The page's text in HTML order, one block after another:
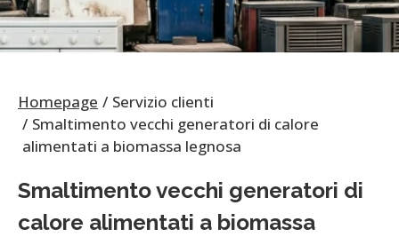
Homepage
Servizio clienti
Smaltimento vecchi generatori di calore
alimentati a biomassa legnosa
Smaltimento vecchi generatori di
calore alimentati a biomassa